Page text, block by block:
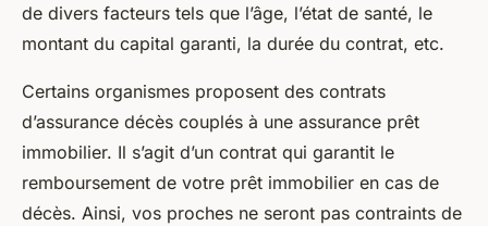
de divers facteurs tels que l’âge, l’état de santé, le
montant du capital garanti, la durée du contrat, etc.
Certains organismes proposent des contrats
d’assurance décès couplés à une assurance prêt
immobilier. Il s’agit d’un contrat qui garantit le
remboursement de votre prêt immobilier en cas de
décès. Ainsi, vos proches ne seront pas contraints de